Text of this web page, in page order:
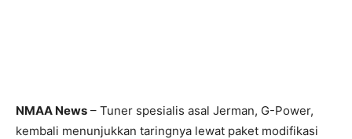
NMAA News – Tuner spesialis asal Jerman, G-Power,
kembali menunjukkan taringnya lewat paket modifikasi